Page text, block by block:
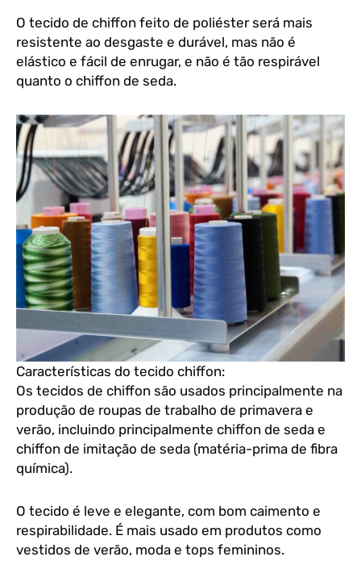
O tecido de chiffon feito de poliéster será mais
resistente ao desgaste e durável, mas não é
elástico e fácil de enrugar, e não é tão respirável
quanto o chiffon de seda.
Características do tecido chiffon:
Os tecidos de chiffon são usados principalmente na
produção de roupas de trabalho de primavera e
verão, incluindo principalmente chiffon de seda e
chiffon de imitação de seda (matéria-prima de fibra
química).
O tecido é leve e elegante, com bom caimento e
respirabilidade. É mais usado em produtos como
vestidos de verão, moda e tops femininos.